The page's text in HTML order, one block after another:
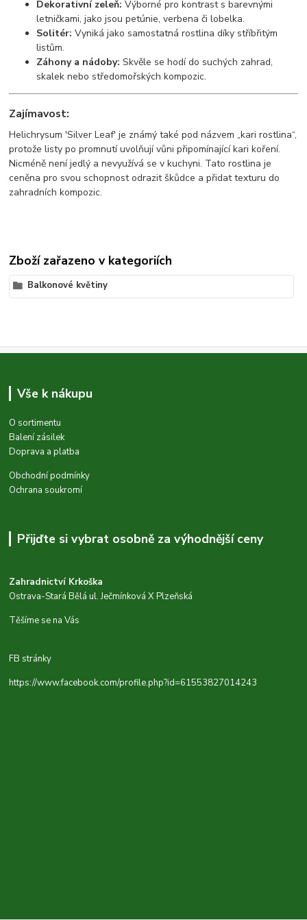
Dekorativní zeleň: Výborné pro kontrast s barevnými
letničkami, jako jsou petúnie, verbena či lobelka.
Solitér: Vyniká jako samostatná rostlina díky stříbřitým
listům.
Záhony a nádoby: Skvěle se hodí do suchých zahrad,
skalek nebo středomořských kompozic.
Zajímavost:
Helichrysum 'Silver Leaf' je známý také pod názvem „kari rostlina“,
protože listy po promnutí uvolňují vůni připomínající kari koření.
Nicméně není jedlý a nevyužívá se v kuchyni. Tato rostlina je
ceněna pro svou schopnost odrazit škůdce a přidat texturu do
zahradních kompozic.
Zboží zařazeno v kategoriích
Balkonové květiny
Vše k nákupu
O sortimentu
Balení zásilek
Doprava a platba
Obchodní podmínky
Ochrana soukromí
Přijďte si vybrat osobně za výhodnější ceny
Zahradnictví Krkoška
Ostrava-Stará Bělá ul. Ječmínková X Plzeňská
Těšíme se na Vás
FB stránky
https://www.facebook.com/profile.php?id=61553827014243